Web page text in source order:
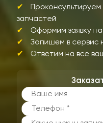
запчастей
Оформим заявку
Запишем в сервис
Ответим на все